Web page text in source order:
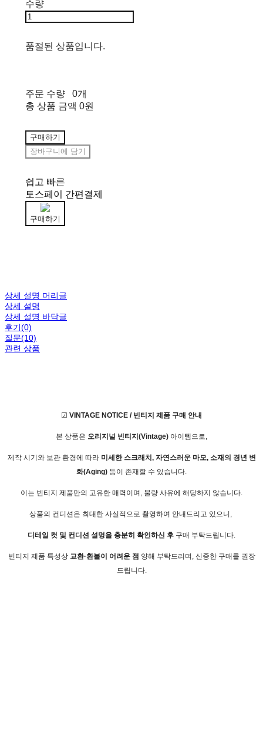
수량
품절된 상품입니다.
주문 수량
0개
총 상품 금액 0원
구매하기
장바구니에 담기
쉽고 빠른
토스페이 간편결제
구매하기
상세 설명 머리글
상세 설명
상세 설명 바닥글
후기(0)
질문(10)
관련 상품
☑ VINTAGE NOTICE / 빈티지 제품 구매 안내
본 상품은 오리지널 빈티지(Vintage) 아이템으로,
제작 시기와 보관 환경에 따라 미세한 스크래치, 자연스러운 마모, 소재의 경년 변
화(Aging) 등이 존재할 수 있습니다.
이는 빈티지 제품만의 고유한 매력이며, 불량 사유에 해당하지 않습니다.
상품의 컨디션은 최대한 사실적으로 촬영하여 안내드리고 있으니,
디테일 컷 및 컨디션 설명을 충분히 확인하신 후 구매 부탁드립니다.
빈티지 제품 특성상 교환·환불이 어려운 점 양해 부탁드리며, 신중한 구매를 권장
드립니다.